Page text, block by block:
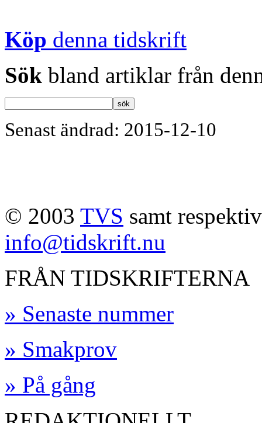
Köp denna tidskrift
Sök bland artiklar från
Senast ändrad: 2015-12-10
© 2003 TVS samt
info@tidskrift.nu
FRÅN TIDSKRIFTERNA
» Senaste nummer
» Smakprov
» På gång